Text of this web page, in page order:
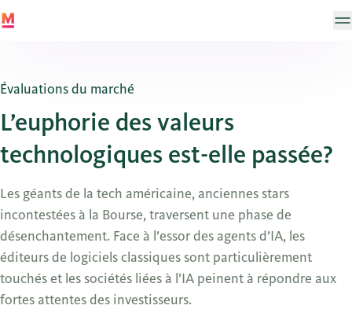
Évaluations du marché
L’euphorie des valeurs
technologiques est-elle passée?
Les géants de la tech américaine, anciennes stars
incontestées à la Bourse, traversent une phase de
désenchantement. Face à l’essor des agents d’IA, les
éditeurs de logiciels classiques sont particulièrement
touchés et les sociétés liées à l’IA peinent à répondre aux
fortes attentes des investisseurs.